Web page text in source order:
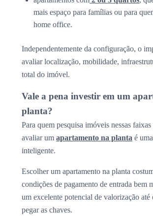
mais espaço para famílias ou para
home office.
Independentemente da configuração, o
avaliar localização, mobilidade,
total do imóvel.
Vale a pena investir em um
planta?
Para quem pesquisa imóveis nessas faixas
avaliar um apartamento na planta é
inteligente.
Escolher um apartamento na planta
condições de pagamento de entrada bem
um excelente potencial de valorização até
pegar as chaves.